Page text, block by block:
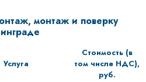
монтаж и поверку
Услуга
Стоимость (в
том числе НДС),
руб.